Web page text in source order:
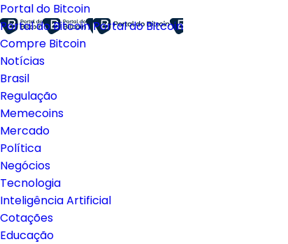
Portal do Bitcoin
Portal do BitcoinPortal do Bitcoin
Compre Bitcoin
Notícias
Brasil
Regulação
Memecoins
Mercado
Política
Negócios
Tecnologia
Inteligência Artificial
Cotações
Educação